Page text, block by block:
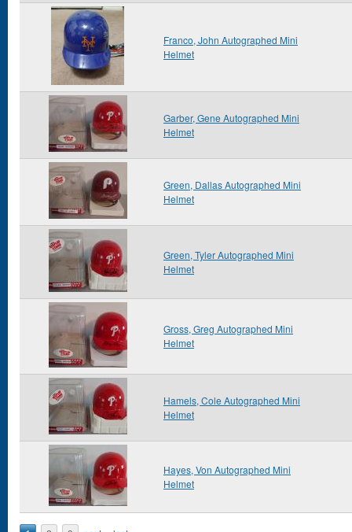
Franco, John Autographed Mini
Helmet
Garber, Gene Autographed Mini
Helmet
Green, Dallas Autographed Mini
Helmet
Green, Tyler Autographed Mini
Helmet
Gross, Greg Autographed Mini
Helmet
Hamels, Cole Autographed Mini
Helmet
Hayes, Von Autographed Mini
Helmet